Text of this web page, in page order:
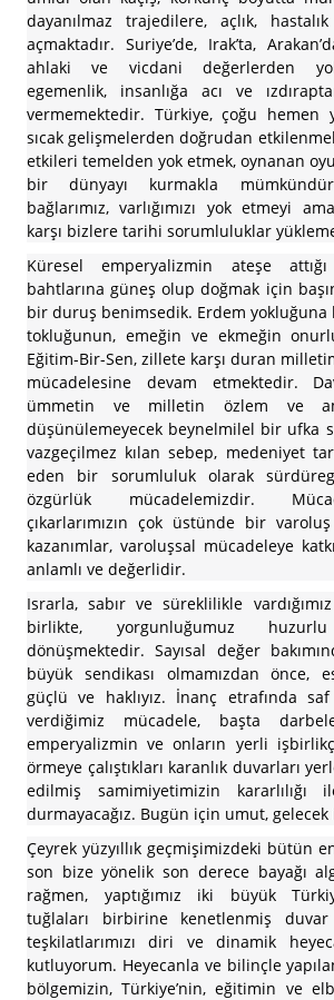
dayanılmaz trajedilere, açlık,
açmaktadır. Suriye’de, Irak’ta,
ahlaki ve vicdani değerlerden
egemenlik, insanlığa acı ve
vermemektedir. Türkiye, çoğu hemen
sıcak gelişmelerden doğrudan
etkileri temelden yok etmek, oynanan
bir dünyayı kurmakla
bağlarımız, varlığımızı yok etmeyi
karşı bizlere tarihi sorumluluklar
Küresel emperyalizmin ateşe
bahtlarına güneş olup doğmak için
bir duruş benimsedik. Erdem yokluğuna
tokluğunun, emeğin ve ekmeğin
Eğitim-Bir-Sen, zillete karşı duran
mücadelesine devam etmektedir.
ümmetin ve milletin özlem ve
düşünülemeyecek beynelmilel bir ufka
vazgeçilmez kılan sebep, medeniyet
eden bir sorumluluk olarak
özgürlük mücadelemizdir.
çıkarlarımızın çok üstünde bir
kazanımlar, varoluşsal mücadeleye
anlamlı ve değerlidir.
Israrla, sabır ve süreklilikle
birlikte, yorgunluğumuz
dönüşmektedir. Sayısal değer
büyük sendikası olmamızdan önce,
güçlü ve haklıyız. İnanç etrafında
verdiğimiz mücadele, başta
emperyalizmin ve onların yerli
örmeye çalıştıkları karanlık duvarları
edilmiş samimiyetimizin kararlılığı
durmayacağız. Bugün için umut,
Çeyrek yüzyıllık geçmişimizdeki bütün
son bize yönelik son derece bayağı
rağmen, yaptığımız iki büyük
tuğlaları birbirine kenetlenmiş
teşkilatlarımızı diri ve dinamik
kutluyorum. Heyecanla ve bilinçle
bölgemizin, Türkiye’nin, eğitimin ve